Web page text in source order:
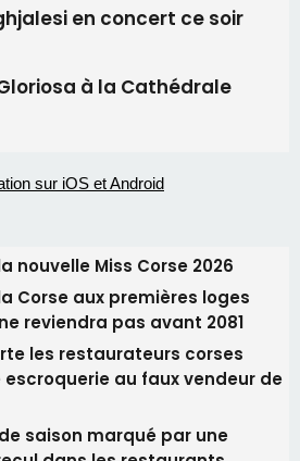
nouvelle Miss Corse 2026
reviendra pas avant 2081
les restaurateurs corses
au faux vendeur de
saison marqué par une
sur la voie de la médecine
de CNI et recevez par
importantes et une sélection de